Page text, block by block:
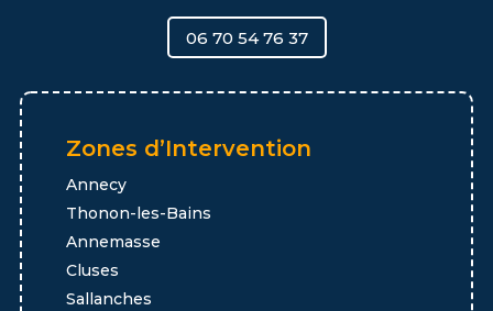
06 70 54 76 37
Zones d’Intervention
Annecy
Thonon-les-Bains
Annemasse
Cluses
Sallanches